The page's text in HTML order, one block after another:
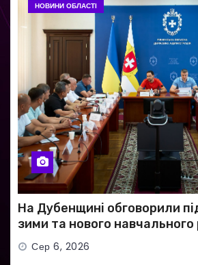
НОВИНИ ОБЛАСТІ
На Дубенщині обговорили
зими та нового навчального
Сер 6, 2026